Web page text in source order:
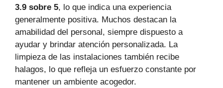
3.9 sobre 5, lo que indica una experiencia
generalmente positiva. Muchos destacan la
amabilidad del personal, siempre dispuesto a
ayudar y brindar atención personalizada. La
limpieza de las instalaciones también recibe
halagos, lo que refleja un esfuerzo constante por
mantener un ambiente acogedor.